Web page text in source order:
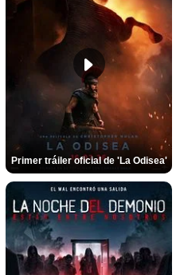
Primer tráiler oficial de 'La Odisea'